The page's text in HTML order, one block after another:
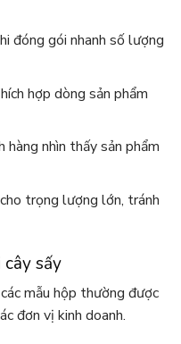
đóng gói nhanh số lượng
hợp dòng sản phẩm
hàng nhìn thấy sản phẩm
trọng lượng lớn, tránh
sấy
mẫu hộp thường được
đơn vị kinh doanh.